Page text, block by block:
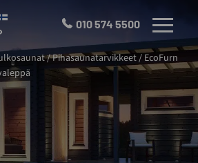
010 574 5500 VALIKKO
/Pihasaunatarvikkeet/ EcoFurn